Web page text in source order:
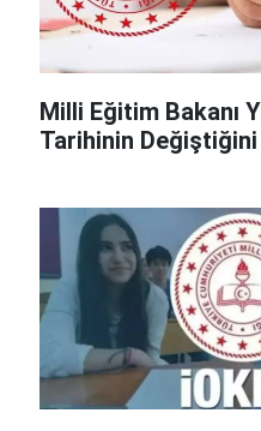
Milli Eğitim Bakanı
Tarihinin Değiştiğini